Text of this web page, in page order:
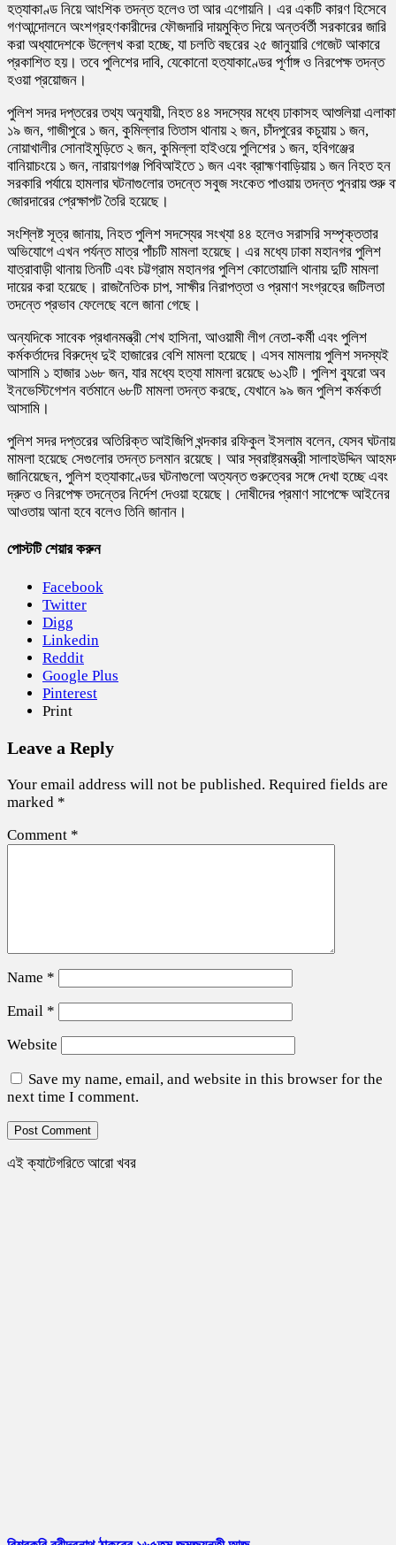
হত্যাকাণ্ড নিয়ে আংশিক তদন্ত হলেও তা আর এগোয়নি। এর একটি কারণ হিসেবে
গণআন্দোলনে অংশগ্রহণকারীদের ফৌজদারি দায়মুক্তি দিয়ে অন্তর্বর্তী সরকারের জারি
করা অধ্যাদেশকে উল্লেখ করা হচ্ছে, যা চলতি বছরের ২৫ জানুয়ারি গেজেট আকারে
প্রকাশিত হয়। তবে পুলিশের দাবি, যেকোনো হত্যাকাণ্ডের পূর্ণাঙ্গ ও নিরপেক্ষ তদন্ত
হওয়া প্রয়োজন।
পুলিশ সদর দপ্তরের তথ্য অনুযায়ী, নিহত ৪৪ সদস্যের মধ্যে ঢাকাসহ আশুলিয়া
১৯ জন, গাজীপুরে ১ জন, কুমিল্লার তিতাস থানায় ২ জন, চাঁদপুরের কচুয়ায় ১ জন,
নোয়াখালীর সোনাইমুড়িতে ২ জন, কুমিল্লা হাইওয়ে পুলিশের ১ জন, হবিগঞ্জের
বানিয়াচংয়ে ১ জন, নারায়ণগঞ্জ পিবিআইতে ১ জন এবং ব্রাহ্মণবাড়িয়ায় ১ জন নিহত
সরকারি পর্যায়ে হামলার ঘটনাগুলোর তদন্তে সবুজ সংকেত পাওয়ায় তদন্ত পুনরায় শুরু
জোরদারের প্রেক্ষাপট তৈরি হয়েছে।
সংশ্লিষ্ট সূত্র জানায়, নিহত পুলিশ সদস্যের সংখ্যা ৪৪ হলেও সরাসরি সম্পৃক্ততার
অভিযোগে এখন পর্যন্ত মাত্র পাঁচটি মামলা হয়েছে। এর মধ্যেঢাকা মহানগর পুলিশ
যাত্রাবাড়ী থানায় তিনটি এবং চট্টগ্রাম মহানগর পুলিশ কোতোয়ালি থানায় দুটি মামলা
দায়ের করা হয়েছে। রাজনৈতিক চাপ, সাক্ষীর নিরাপত্তা ও প্রমাণ সংগ্রহের জটিলতা
তদন্তে প্রভাব ফেলেছে বলে জানা গেছে।
অন্যদিকে সাবেক প্রধানমন্ত্রী শেখ হাসিনা, আওয়ামী লীগ নেতা-কর্মী এবং পুলিশ
কর্মকর্তাদের বিরুদ্ধে দুই হাজারের বেশি মামলা হয়েছে। এসব মামলায় পুলিশ সদস্যই
আসামি ১ হাজার ১৬৮ জন, যার মধ্যে হত্যা মামলা রয়েছে ৬১২টি। পুলিশ ব্যুরো অব
ইনভেস্টিগেশন বর্তমানে ৬৮টি মামলা তদন্ত করছে, যেখানে ৯৯ জন পুলিশ কর্মকর্তা
আসামি।
পুলিশ সদর দপ্তরের অতিরিক্ত আইজিপি খন্দকার রফিকুল ইসলাম বলেন, যেসব ঘটনায়
মামলা হয়েছে সেগুলোর তদন্ত চলমান রয়েছে। আর স্বরাষ্ট্রমন্ত্রী সালাহউদ্দিন
জানিয়েছেন, পুলিশ হত্যাকাণ্ডের ঘটনাগুলো অত্যন্ত গুরুত্বের সঙ্গে দেখা হচ্ছে এবং
দ্রুত ও নিরপেক্ষ তদন্তের নির্দেশ দেওয়া হয়েছে। দোষীদের প্রমাণ সাপেক্ষে আইনের
আওতায় আনা হবে বলেও তিনি জানান।
পোস্টটি শেয়ার করুন
Facebook
Twitter
Digg
Linkedin
Reddit
Google Plus
Pinterest
Print
Leave a Reply
Your email address will not be published. Required fields are
marked *
Comment *
Name *
Email *
Website
Save my name, email, and website in this browser for the
next time I comment.
এই ক্যাটেগরিতে আরো খবর